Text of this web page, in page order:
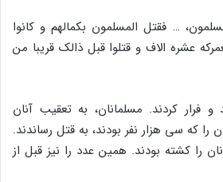
… فقتل المسلمون بکمالهم و کانوا
عشره الاف و قتلوا قبل ذالک قریبا من
و فرار کردند. مسلمانان، به تعقیب آنان
را که سی هزار نفر بودند، به قتل رساندند.
را کشته بودند. همین عدد را نیز قبل از